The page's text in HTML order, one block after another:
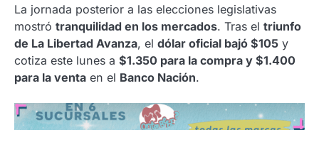
La jornada posterior a las elecciones legislativas
mostró tranquilidad en los mercados. Tras el triunfo
de La Libertad Avanza, el dólar oficial bajó $105 y
cotiza este lunes a $1.350 para la compra y $1.400
para la venta en el Banco Nación.